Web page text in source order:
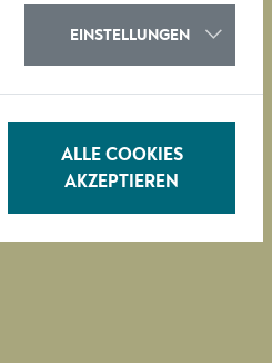
EINSTELLUNGEN
ALLE COOKIES
AKZEPTIEREN